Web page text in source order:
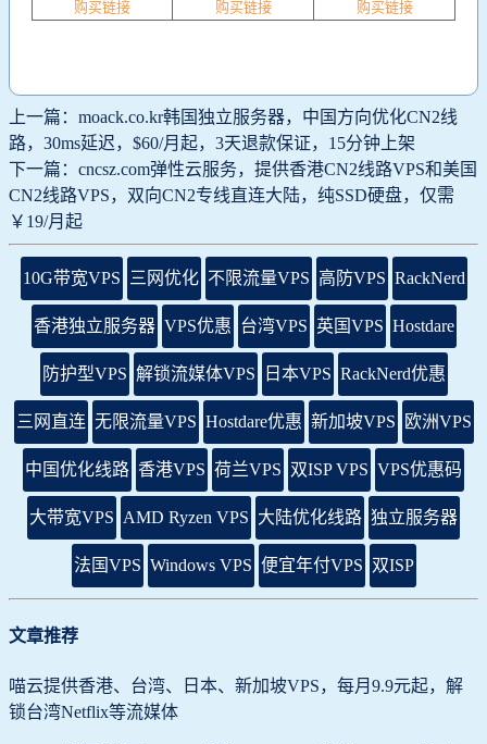
购买链接 购买链接 购买链接
上一篇：moack.co.kr韩国独立服务器，中国方向优化CN2线
路，30ms延迟，$60/月起，3天退款保证，15分钟上架
下一篇：cncsz.com弹性云服务，提供香港CN2线路VPS和美国
CN2线路VPS，双向CN2专线直连大陆，纯SSD硬盘，仅需
￥19/月起
10G带宽VPS 三网优化 不限流量VPS 高防VPS RackNerd
香港独立服务器 VPS优惠 台湾VPS 英国VPS Hostdare
防护型VPS 解锁流媒体VPS 日本VPS RackNerd优惠
三网直连 无限流量VPS Hostdare优惠 新加坡VPS 欧洲VPS
中国优化线路 香港VPS 荷兰VPS 双ISP VPS VPS优惠码
大带宽VPS AMD Ryzen VPS 大陆优化线路 独立服务器
法国VPS Windows VPS 便宜年付VPS 双ISP
文章推荐
喵云提供香港、台湾、日本、新加坡VPS，每月9.9元起，解
锁台湾Netflix等流媒体